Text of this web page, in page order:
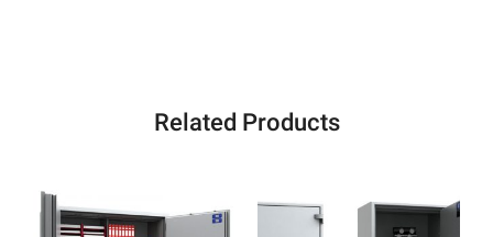
Related Products